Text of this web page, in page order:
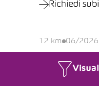
Richiedi
12 km 06/2026
Elettrico